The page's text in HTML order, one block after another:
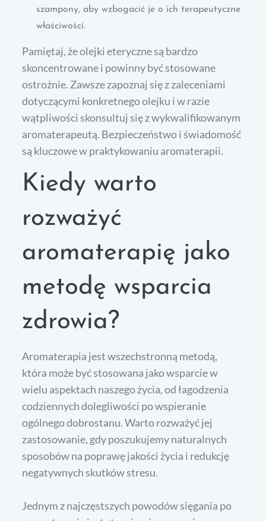
szampony, aby wzbogacić je o ich terapeutyczne
właściwości.
Pamiętaj, że olejki eteryczne są bardzo
skoncentrowane i powinny być stosowane
ostrożnie. Zawsze zapoznaj się z zaleceniami
dotyczącymi konkretnego olejku i w razie
wątpliwości skonsultuj się z wykwalifikowanym
aromaterapeutą. Bezpieczeństwo i świadomość
są kluczowe w praktykowaniu aromaterapii.
Kiedy warto
rozważyć
aromaterapię jako
metodę wsparcia
zdrowia?
Aromaterapia jest wszechstronną metodą,
która może być stosowana jako wsparcie w
wielu aspektach naszego życia, od łagodzenia
codziennych dolegliwości po wspieranie
ogólnego dobrostanu. Warto rozważyć jej
zastosowanie, gdy poszukujemy naturalnych
sposobów na poprawę jakości życia i redukcję
negatywnych skutków stresu.
Jednym z najczęstszych powodów sięgania po